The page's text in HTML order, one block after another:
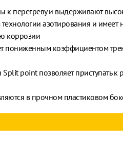
к перегреву и выдерживают
азотирования и имеет
коррозии
пониженным коэффициентом
point позволяет приступать к
в прочном пластиковом